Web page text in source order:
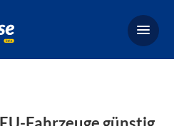
Börse,
Gebrauchtwagen,